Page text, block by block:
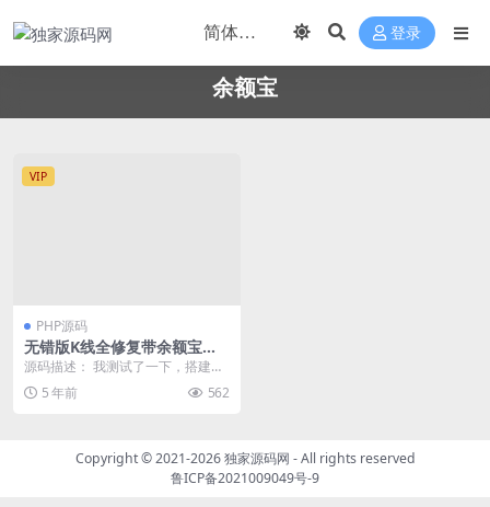
登录
余额宝
VIP
PHP源码
无错版K线全修复带余额宝会
员等级源码
源码描述： 我测试了一下，搭建是
没有什么问题的。 基本功能也都没
有毛病。 UI看...
5 年前 562
Copyright © 2021-2026独家源码网 - All rights reserved
鲁ICP备2021009049号-9